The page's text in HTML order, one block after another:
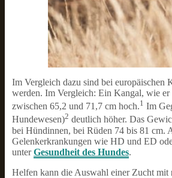
Im Vergleich dazu sind bei
werden. Im Vergleich: Ein Kangal, wie
zwischen 65,2 und 71,7 cm hoch.1 Im
Hundewesen)2 deutlich höher. Das
bei Hündinnen, bei Rüden 74 bis 81 cm.
Gelenkerkrankungen wie HD und ED
unterGesundheit des Hundes.
Helfen kann die Auswahl einer Zucht mit